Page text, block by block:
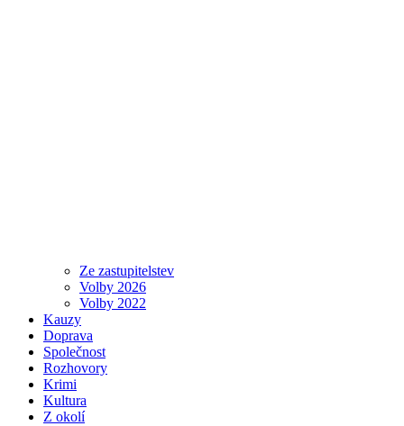
Ze zastupitelstev
Volby 2026
Volby 2022
Kauzy
Doprava
Společnost
Rozhovory
Krimi
Kultura
Z okolí